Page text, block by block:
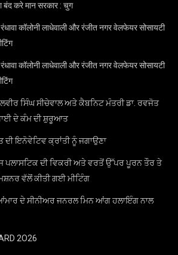
बंद करे मान सरकार : चुग
कॉलोनी लाधेवाली और रंजीत नगर वेलफेयर सोसायटी
कॉलोनी लाधेवाली और रंजीत नगर वेलफेयर सोसायटी
ਸਿੰਘ ਸੀਚੇਵਾਲ ਅਤੇ ਕੈਬਨਿਟ ਮੰਤਰੀ ਡਾ. ਰਵਜੋਤ
ਦੇ ਕੰਮ ਦੀ ਸ਼ੁਰੂਆਤ
ਇਨੋਵੇਟਿਵ ਕ੍ਰਾਂਤੀ ਨੂੰ ਜਗਾਉਣਾ
ਪਲਾਸਟਿਕ ਦੀ ਵਿਕਰੀ ਅਤੇ ਵਰਤੋਂ ਉੱਪਰ ਪੂਰਨ ਤੌਰ ਤੇ
ਵੱਲੋਂ ਕੀਤੀ ਗਈ ਮੀਟਿੰਗ
ਦੇ ਸੀਨੀਅਰ ਜਨਰਲ ਮਿਨ ਆਂਗ ਹਲਾਇੰਗ ਨਾਲ
2O26